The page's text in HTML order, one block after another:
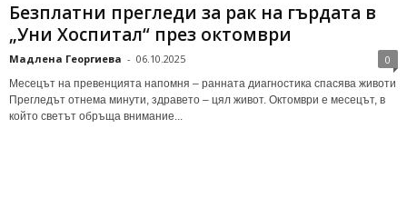
Безплатни прегледи за рак на гърдата в
„Уни Хоспитал“ през октомври
Мадлена Георгиева - 06.10.2025 0
Месецът на превенцията напомня – ранната диагностика спасява животи
Прегледът отнема минути, здравето – цял живот. Октомври е месецът, в
който светът обръща внимание...